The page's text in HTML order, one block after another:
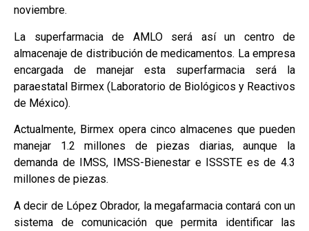
noviembre.
La superfarmacia de AMLO será así un centro de
almacenaje de distribución de medicamentos. La empresa
encargada de manejar esta superfarmacia será la
paraestatal Birmex (Laboratorio de Biológicos y Reactivos
de México).
Actualmente, Birmex opera cinco almacenes que pueden
manejar 1.2 millones de piezas diarias, aunque la
demanda de IMSS, IMSS-Bienestar e ISSSTE es de 4.3
millones de piezas.
A decir de López Obrador, la megafarmacia contará con un
sistema de comunicación que permita identificar las